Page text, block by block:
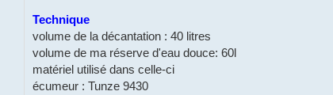
Technique
volume de la décantation : 40 litres
volume de ma réserve d'eau douce: 60l
matériel utilisé dans celle-ci
écumeur : Tunze 9430